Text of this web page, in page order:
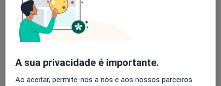
Experiência
A consulta de Ginecologia e Obstetrícia inclui
ecografia obstétrica ou ecografia ginecológica. Além
Principais doenças tratadas
Cistos Ovarianos
Doenças Da Vulva
A sua privacidade é importante.
Ao aceitar, permite-nos a nós e aos nossos parceiros